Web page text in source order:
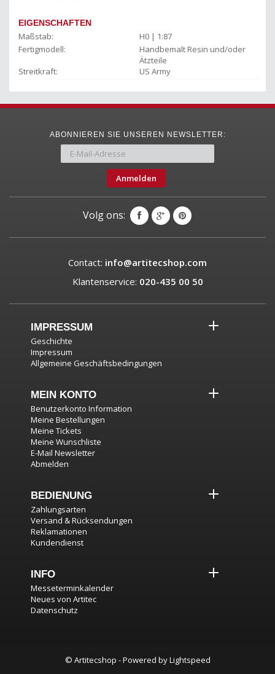
EIGENSCHAFTEN
Maßstab:
H0 | 1:87
Fertigmodell:
Handbemalt Resin und/oder
Ätzteile
Streitkraft:
US Army
ABONNIEREN SIE UNSEREN NEWSLETTER:
Anmelden
Volg ons:
Contact: info@artitecshop.com
Klantenservice: 020-435 00 50
IMPRESSUM
Geschichte
Impressum
Allgemeine Geschäftsbedingungen
MEIN KONTO
Benutzerkonto Information
Meine Bestellungen
Meine Tickets
Meine Wunschliste
E-Mail Newsletter
Abmelden
BEDIENUNG
Zahlungsarten
Versand & Rücksendungen
Reklamationen
Kundendienst
INFO
Messeterminkalender
Neues von Artitec
Datenschutz
© Artitecshop - Powered byLightspeed